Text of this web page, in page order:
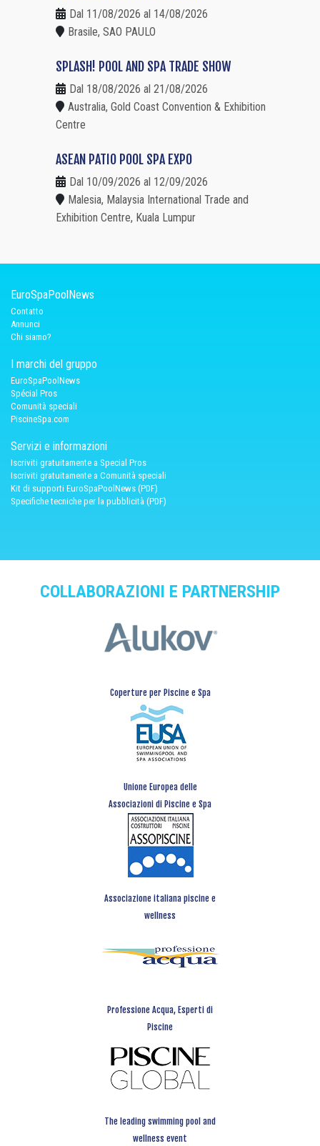
Dal 11/08/2026 al 14/08/2026
Brasile, SAO PAULO
SPLASH! POOL AND SPA TRADE SHOW
Dal 18/08/2026 al 21/08/2026
Australia, Gold Coast Convention & Exhibition
Centre
ASEAN PATIO POOL SPA EXPO
Dal 10/09/2026 al 12/09/2026
Malesia, Malaysia International Trade and
Exhibition Centre, Kuala Lumpur
EuroSpaPoolNews
Contatto
Annunci
Chi siamo?
I marchi del gruppo
EuroSpaPoolNews
Spécial Pros
Comunità speciali
PiscineSpa.com
Servizi e informazioni
Iscriviti gratuitamente a Special Pros
Iscriviti gratuitamente a Comunità speciali
Kit di supporti EuroSpaPoolNews (PDF)
Specifiche tecniche per la pubblicità (PDF)
COLLABORAZIONI E PARTNERSHIP
Coperture per Piscine e Spa
Unione Europea delle
Associazioni di Piscine e Spa
Associazione italiana piscine e
wellness
Professione Acqua, Esperti di
Piscine
The leading swimming pool and
wellness event